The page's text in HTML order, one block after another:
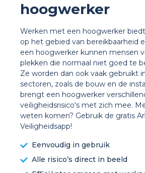
hoogwerker
Werken met een hoogwerker
op het gebied van bereikbaarheid
een hoogwerker kunnen mensen
plekken die normaal niet goed te
Ze worden dan ook vaak gebruikt
sectoren, zoals de bouw en de
brengt een hoogwerker
veiligheidsrisico's met zich mee.
weten komen? Gebruik de gratis
Veiligheidsapp!
Eenvoudig in gebruik
Alle risico’s direct in beeld